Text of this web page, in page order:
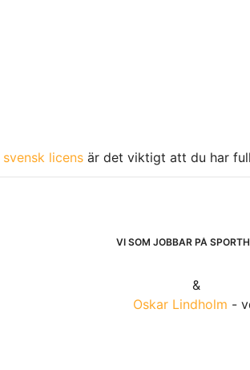
licens är det viktigt att du har
VI SOM JOBBAR PÅ
&
Oskar Lindholm -